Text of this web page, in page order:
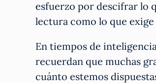
esfuerzo por descifrar lo
lectura como lo que
En tiempos de
recuerdan que muchas
cuánto estemos